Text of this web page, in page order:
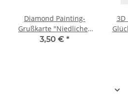
Diamond Painting-
Grußkarte "Niedliches
Eichhörnchen mit
3,50 € *
3D